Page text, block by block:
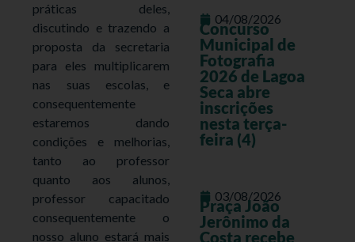
práticas deles,
discutindo e trazendo a
proposta da secretaria
para eles multiplicarem
nas suas escolas, e
consequentemente
estaremos dando
condições e melhorias,
tanto ao professor
quanto aos alunos,
professor capacitado
consequentemente o
nosso aluno estará mais
04/08/2026
Concurso
Municipal de
Fotografia
2026 de Lagoa
Seca abre
inscrições
nesta terça-
feira (4)
03/08/2026
Praça João
Jerônimo da
Costa recebe